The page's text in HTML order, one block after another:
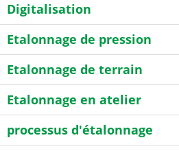
Digitalisation
Etalonnage de pression
Etalonnage de terrain
Etalonnage en atelier
processus d'étalonnage